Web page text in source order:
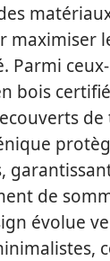
maximiser
Parmi
bois
de
de
évolue